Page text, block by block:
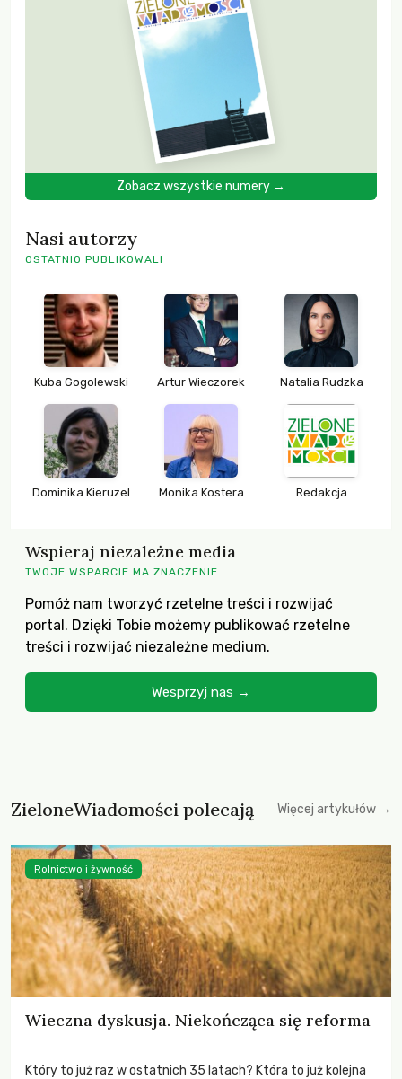
Zobacz wszystkie numery →
Nasi autorzy
OSTATNIO PUBLIKOWALI
Kuba Gogolewski Artur Wieczorek Natalia Rudzka
Dominika Kieruzel Monika Kostera Redakcja
Wspieraj niezależne media
TWOJE WSPARCIE MA ZNACZENIE
Pomóż nam tworzyć rzetelne treści i rozwijać
portal. Dzięki Tobie możemy publikować rzetelne
treści i rozwijać niezależne medium.
Wesprzyj nas →
ZieloneWiadomości polecają Więcej artykułów →
Wieczna dyskusja. Niekończąca się reforma
Który to już raz w ostatnich 35 latach? Która to już kolejna
Rolnictwo i żywność